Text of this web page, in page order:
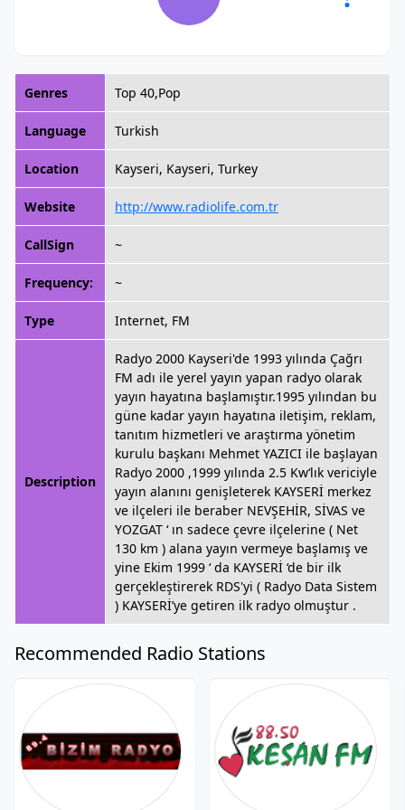
Genres Top 40,Pop
Language Turkish
Location Kayseri, Kayseri, Turkey
Website http://www.radiolife.com.tr
CallSign ~
Frequency: ~
Type Internet, FM
Description
Radyo 2000 Kayseri'de 1993 yılında Çağrı
FM adı ile yerel yayın yapan radyo olarak
yayın hayatına başlamıştır.1995 yılından bu
güne kadar yayın hayatına iletişim, reklam,
tanıtım hizmetleri ve araştırma yönetim
kurulu başkanı Mehmet YAZICI ile başlayan
Radyo 2000 ,1999 yılında 2.5 Kw‘lık vericiyle
yayın alanını genişleterek KAYSERİ merkez
ve ilçeleri ile beraber NEVŞEHİR, SİVAS ve
YOZGAT ‘ ın sadece çevre ilçelerine ( Net
130 km ) alana yayın vermeye başlamış ve
yine Ekim 1999 ‘ da KAYSERİ ‘de bir ilk
gerçekleştirerek RDS'yi ( Radyo Data Sistem
) KAYSERİ’ye getiren ilk radyo olmuştur .
Recommended Radio Stations